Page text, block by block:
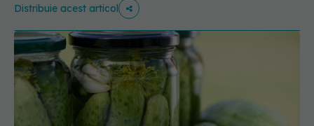
Distribuie acest articol